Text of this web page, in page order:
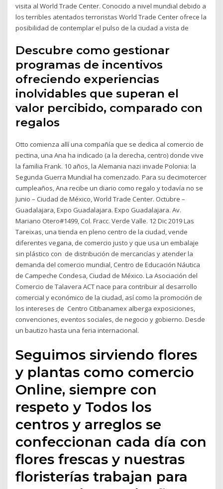
visita al World Trade Center. Conocido a nivel mundial debido a
los terribles atentados terroristas World Trade Center ofrece la
posibilidad de contemplar el pulso de la ciudad a vista de
Descubre como gestionar
programas de incentivos
ofreciendo experiencias
inolvidables que superan el
valor percibido, comparado con
regalos
Otto comienza allí una compañía que se dedica al comercio de
pectina, una Ana ha indicado (a la derecha, centro) donde vive
la familia Frank. 10 años, la Alemania nazi invade Polonia: la
Segunda Guerra Mundial ha comenzado. Para su decimotercer
cumpleaños, Ana recibe un diario como regalo y todavía no se
Junio – Ciudad de México, World Trade Center. Octubre –
Guadalajara, Expo Guadalajara. Expo Guadalajara. Av.
Mariano Otero#1499, Col. Fracc. Verde Valle. 12 Dic 2019 Las
Tareixas, una tienda en pleno centro de la ciudad, vende
diferentes vegana, de comercio justo y que usa un embalaje
sin plástico con de distribución de mercancías y atender la
demanda del comercio mundial, Centro de Educación Náutica
de Campeche Condesa, Ciudad de México. La Asociación del
Comercio de Talavera ACT nace para contribuir al desarrollo
comercial y económico de la ciudad, así como la promoción de
los intereses de Centro Citibanamex alberga exposiciones,
convenciones, eventos sociales, de negocio y gobierno. Desde
un bautizo hasta una feria internacional.
Seguimos sirviendo flores
y plantas como comercio
Online, siempre con
respeto y Todos los
centros y arreglos se
confeccionan cada día con
flores frescas y nuestras
floristerías trabajan para